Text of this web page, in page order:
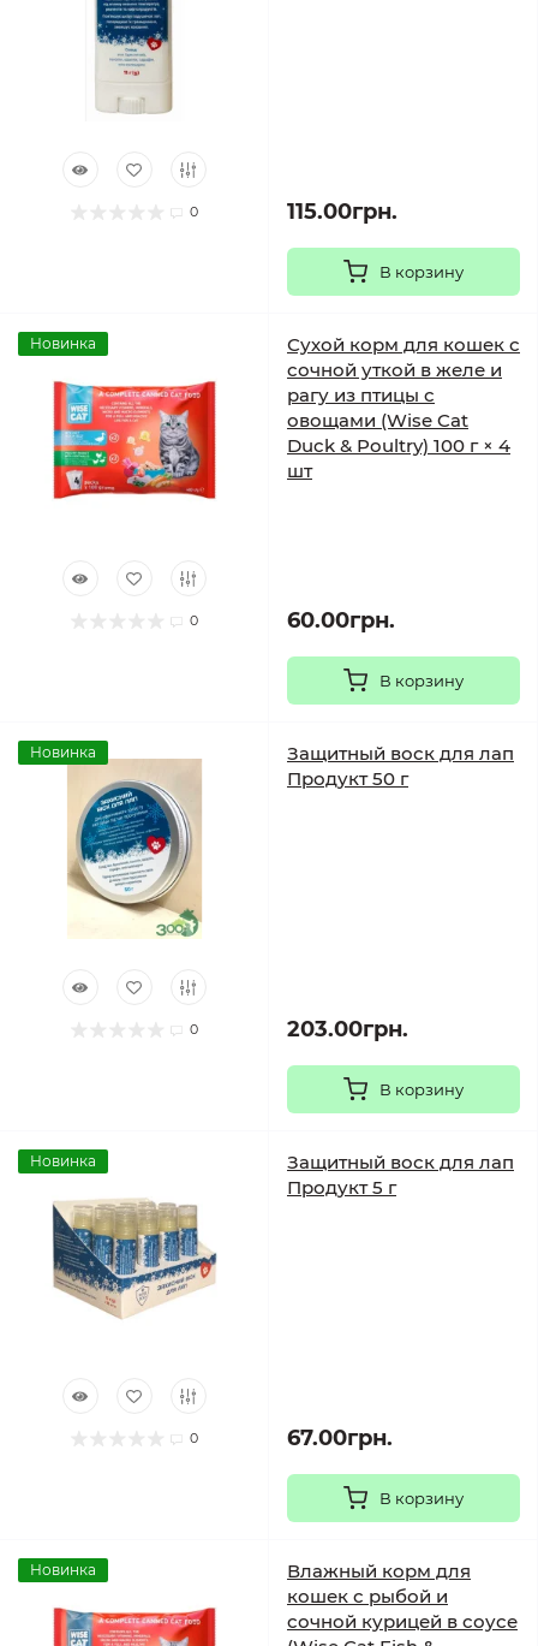
0 115.00грн.
В корзину
Новинка
0
Сухой корм для кошек с
сочной уткой в желе и
рагу из птицы с
овощами (Wise Cat
Duck & Poultry) 100 г × 4
шт
60.00грн.
В корзину
Новинка
0
Защитный воск для лап
Продукт 50 г
203.00грн.
В корзину
Новинка
0
Защитный воск для лап
Продукт 5 г
67.00грн.
В корзину
Новинка
Влажный корм для
кошек с рыбой и
сочной курицей в соусе